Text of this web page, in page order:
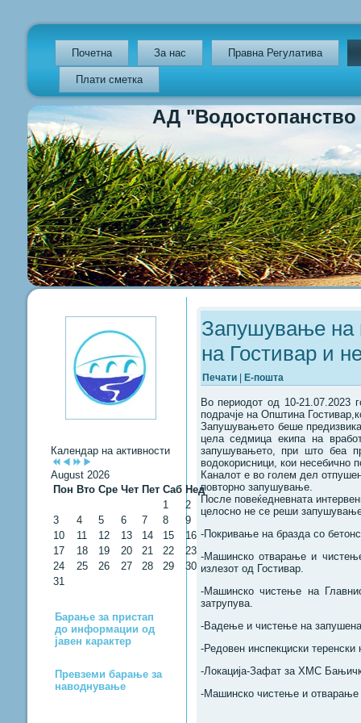
Почетна За нас Правна Регулатива
Плати сметка
АД "Водостопанство на
Календар на активности
August 2026
Пон Вто Сре Чет Пет Саб Нед
1
2
3
4 5 6 7 8
9
10
11 12 13 14 15
16
17
18 19 20 21 22
23
24
25 26 27 28 29
30
31
Барање за пристап
до информации од
јавен карактер
Превземи барање за
наводнување
Запушување на
на Гостивар и
Печати Е-пошта
Во периодот од 10-21.07.2023
подрачје на Општина
Запушувањето беше
цела седмица екипа на
запушувањето, при што беа
водокорисници, кои несебично
Каналот е во голем дел
повторно запушување.
После повеќедневната
целосно не се реши
-Покривање на бразда со
-Машинско отварање и
излезот од Гостивар.
-Машинско чистење на
затрупува.
-Вадење и чистење на
-Редовен инспекциски
-Локација-Зафат за ХМС
-Машинско чистење и отварање